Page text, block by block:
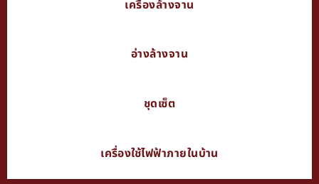
เครื่องล้างจาน
อ่างล้างจาน
ชุดเซ็ต
เครื่องใช้ไฟฟ้าภายในบ้าน